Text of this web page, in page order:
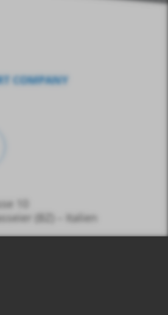
COMPANY
10
(BZ) – Italien